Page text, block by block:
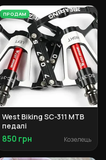
ПРОДАМ
West Biking SC-311 MTB
педалі
850 грн Козелець